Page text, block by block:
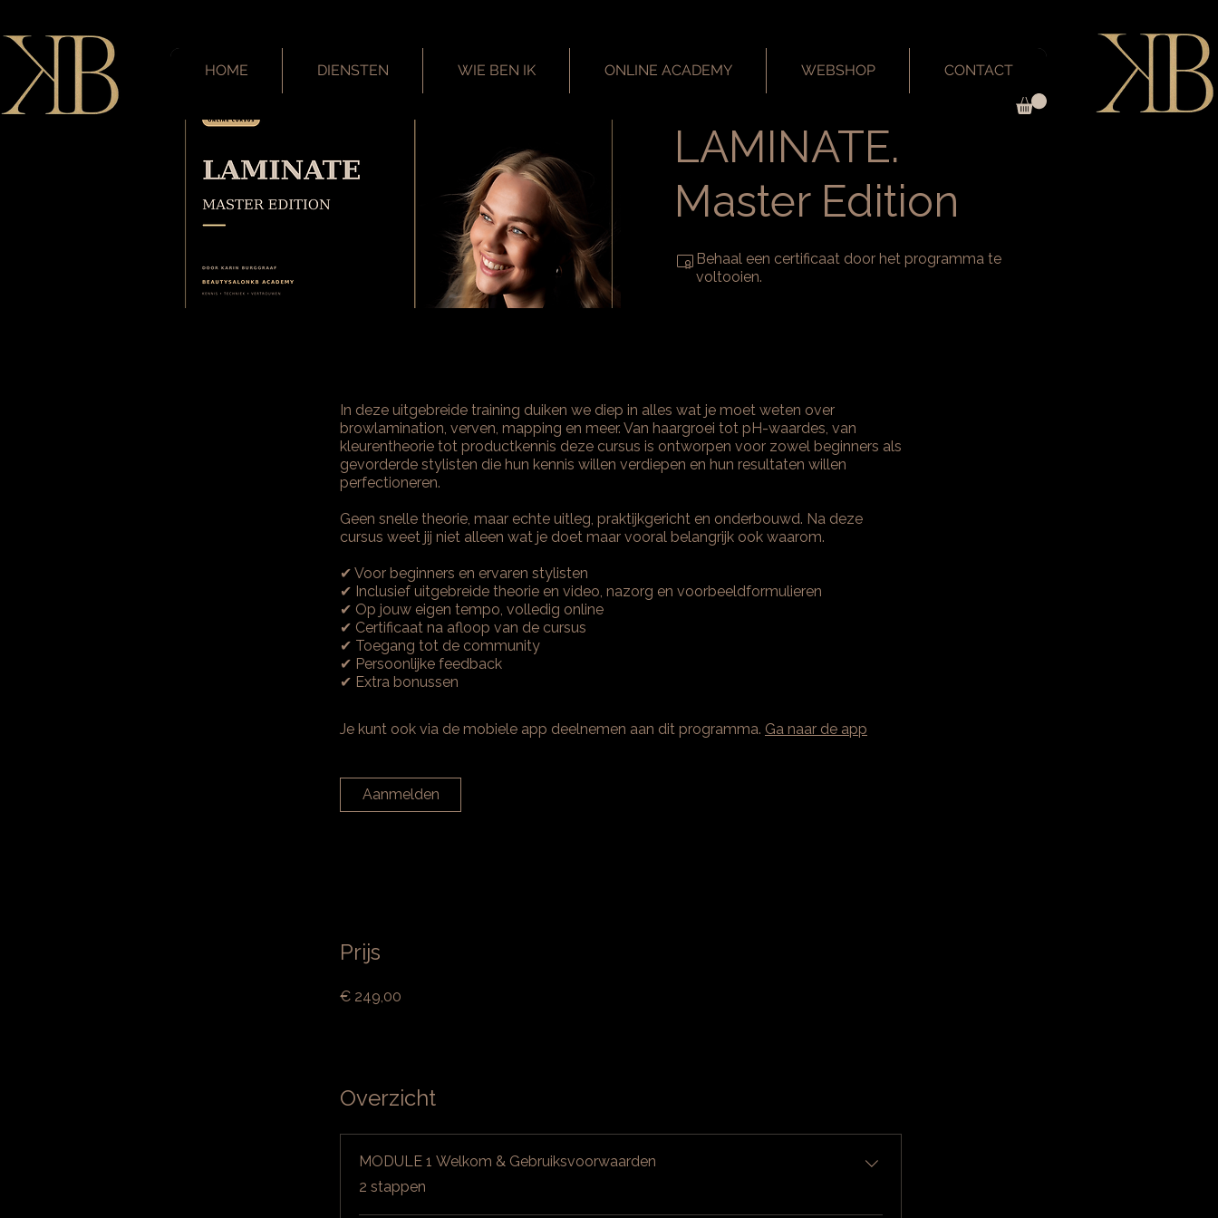
HOME DIENSTEN WIE BEN IK ONLINE ACADEMY WEBSHOP CONTACT
LAMINATE.
Master Edition
Behaal een certificaat door het programma te
voltooien.
In deze uitgebreide training duiken we diep in alles wat je moet weten over
browlamination, verven, mapping en meer. Van haargroei tot pH-waardes, van
kleurentheorie tot productkennis deze cursus is ontworpen voor zowel beginners als
gevorderde stylisten die hun kennis willen verdiepen en hun resultaten willen
perfectioneren.
Geen snelle theorie, maar echte uitleg, praktijkgericht en onderbouwd. Na deze
cursus weet jij niet alleen wat je doet maar vooral belangrijk ook waarom.
✔ Voor beginners en ervaren stylisten
✔ Inclusief uitgebreide theorie en video, nazorg en voorbeeldformulieren
✔ Op jouw eigen tempo, volledig online
✔ Certificaat na afloop van de cursus
✔ Toegang tot de community
✔ Persoonlijke feedback
✔ Extra bonussen
Je kunt ook via de mobiele app deelnemen aan dit programma. Ga naar de app
Aanmelden
Prijs
€ 249,00
Overzicht
MODULE 1 Welkom & Gebruiksvoorwaarden
.2 stappen